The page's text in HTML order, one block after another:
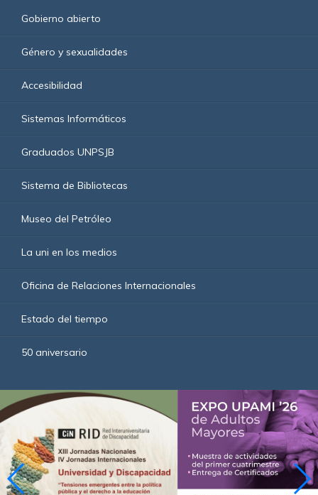
Gobierno abierto
Género y sexualidades
Accesibilidad
Sistemas Informáticos
Graduados UNPSJB
Sistema de Bibliotecas
Museo del Petróleo
La uni en los medios
Oficina de Relaciones Internacionales
Estado del tiempo
50 aniversario